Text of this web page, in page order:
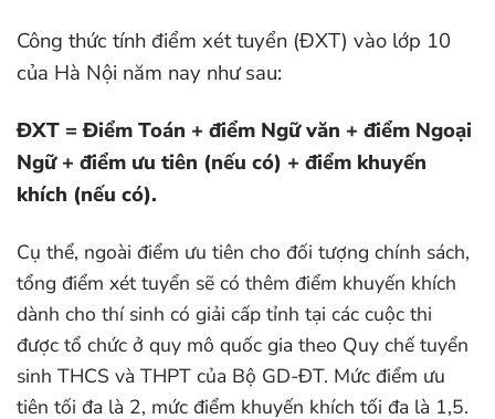
Công thức tính điểm xét tuyển (ĐXT) vào lớp 10
của Hà Nội năm nay như sau:
ĐXT = Điểm Toán + điểm Ngữ văn + điểm Ngoại
Ngữ + điểm ưu tiên (nếu có) + điểm khuyến
khích (nếu có).
Cụ thể, ngoài điểm ưu tiên cho đối tượng chính sách,
tổng điểm xét tuyển sẽ có thêm điểm khuyến khích
dành cho thí sinh có giải cấp tỉnh tại các cuộc thi
được tổ chức ở quy mô quốc gia theo Quy chế tuyển
sinh THCS và THPT của Bộ GD-ĐT. Mức điểm ưu
tiên tối đa là 2, mức điểm khuyến khích tối đa là 1,5.